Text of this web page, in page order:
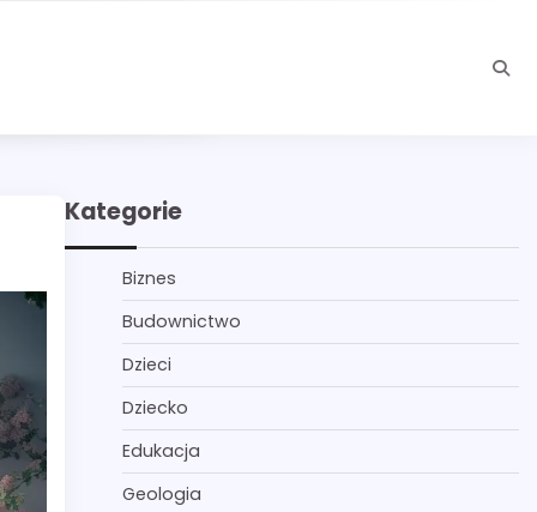
Kategorie
Biznes
Budownictwo
Dzieci
Dziecko
Edukacja
Geologia